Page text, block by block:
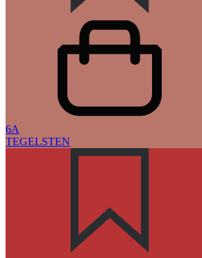
6A
TEGELSTEN